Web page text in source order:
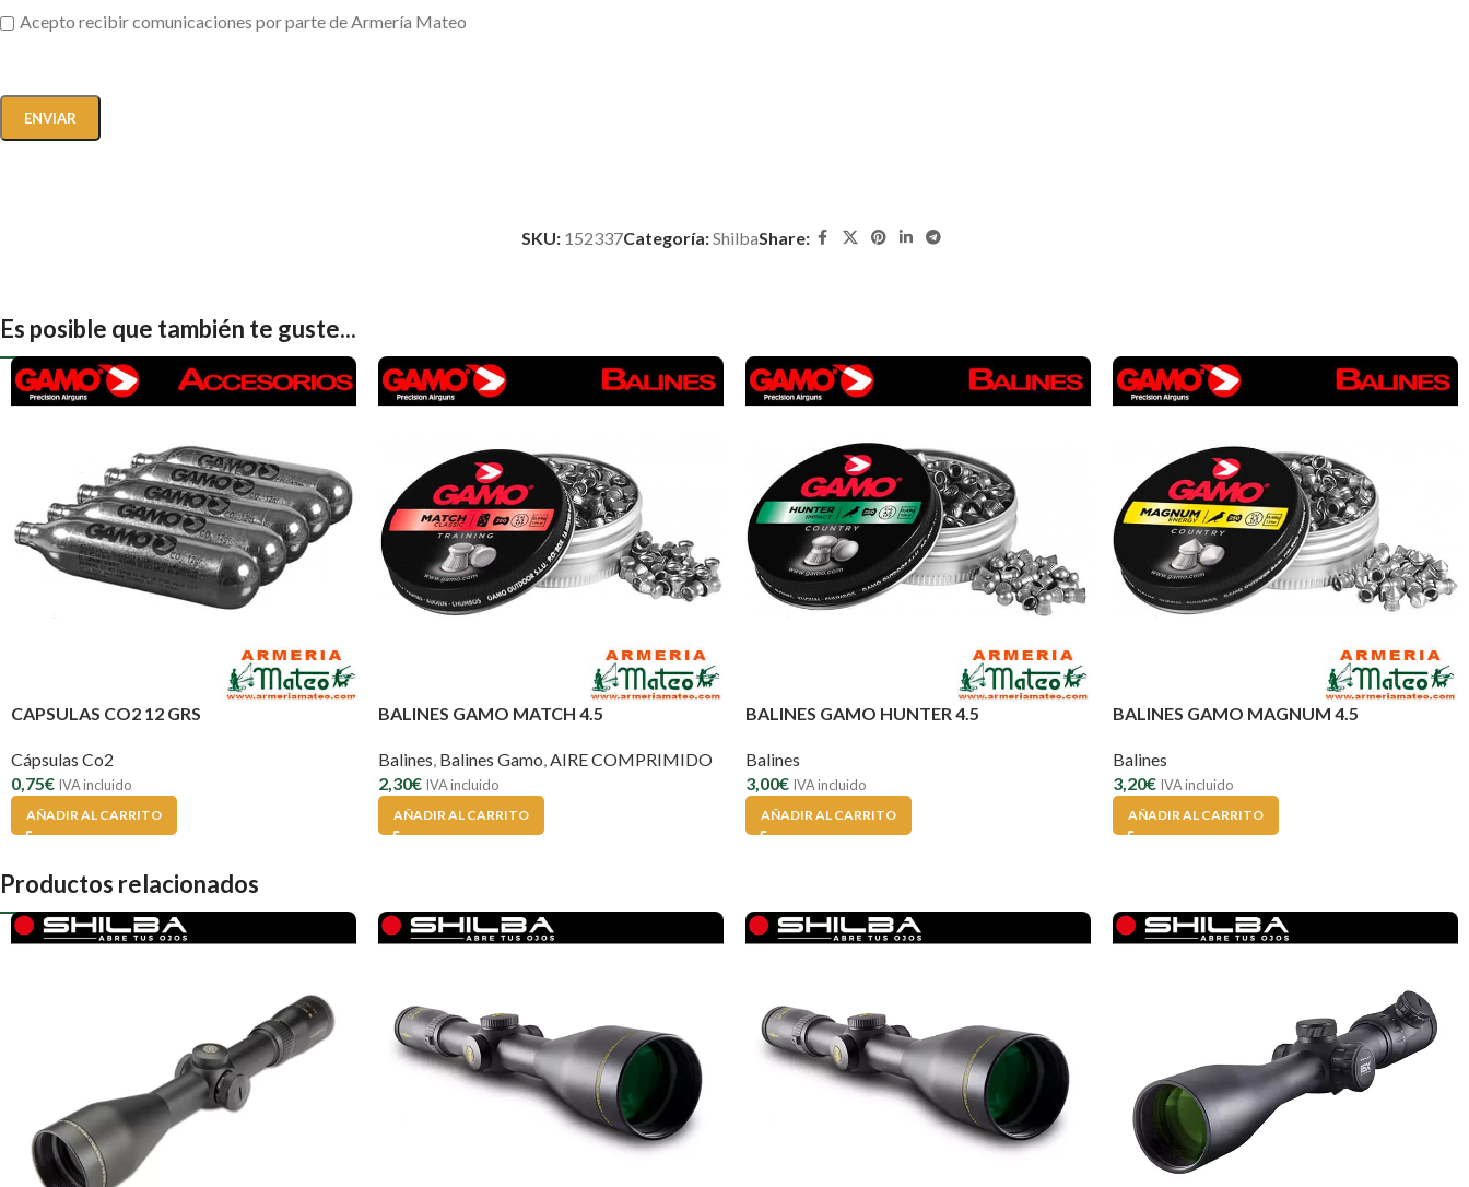
Acepto recibir comunicaciones por parte de Armería Mateo
SKU: 152337Categoría:ShilbaShare:
Es posible que también te guste...
CAPSULAS CO2 12 GRS
Cápsulas Co2
0,75€ IVA incluido
AÑADIR AL CARRITO
BALINES GAMO MATCH 4.5
Balines Balines Gamo AIRE COMPRIMIDO
2,30€ IVA incluido
AÑADIR AL CARRITO
BALINES GAMO HUNTER 4.5
Balines
3,00€ IVA incluido
AÑADIR AL CARRITO
BALINES GAMO MAGNUM 4.5
Balines
3,20€ IVA incluido
AÑADIR AL CARRITO
Productos relacionados